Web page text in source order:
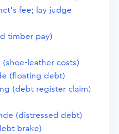
fee; lay judge
timber pay)
(shoe-leather costs)
(floating debt)
(debt register claim)
(distressed debt)
brake)